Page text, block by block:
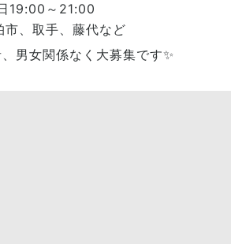
19:00～21:00
、取手、藤代など
男女関係なく大募集です✨